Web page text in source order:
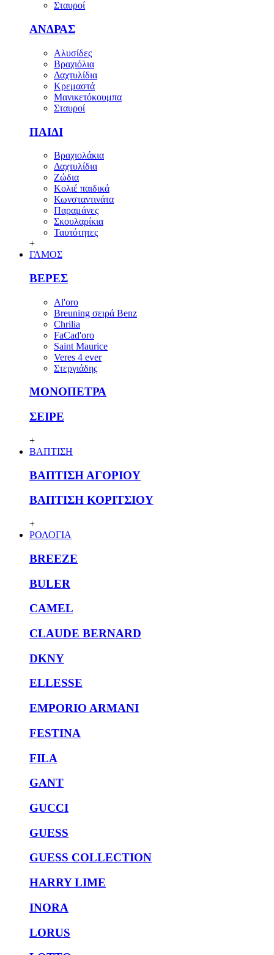
Σταυροί
ΑΝΔΡΑΣ
Αλυσίδες
Βραχιόλια
Δαχτυλίδια
Κρεμαστά
Μανικετόκουμπα
Σταυροί
ΠΑΙΔΙ
Βραχιολάκια
Δαχτυλίδια
Ζώδια
Κολιέ παιδικά
Κωνσταντινάτα
Παραμάνες
Σκουλαρίκια
Ταυτότητες
+
ΓΑΜΟΣ
ΒΕΡΕΣ
Al'oro
Breuning σειρά Benz
Chrilia
FaCad'oro
Saint Maurice
Veres 4 ever
Στεργιάδης
ΜΟΝΟΠΕΤΡΑ
ΣΕΙΡΕ
+
ΒΑΠΤΙΣΗ
ΒΑΠΤΙΣΗ ΑΓΟΡΙΟΥ
ΒΑΠΤΙΣΗ ΚΟΡΙΤΣΙΟΥ
+
ΡΟΛΟΓΙΑ
BREEZE
BULER
CAMEL
CLAUDE BERNARD
DKNY
ELLESSE
EMPORIO ARMANI
FESTINA
FILA
GANT
GUCCI
GUESS
GUESS COLLECTION
HARRY LIME
INORA
LORUS